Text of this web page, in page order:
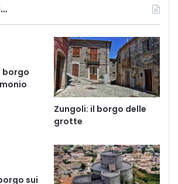
borgo
Zungoli: il borgo delle
grotte
sui